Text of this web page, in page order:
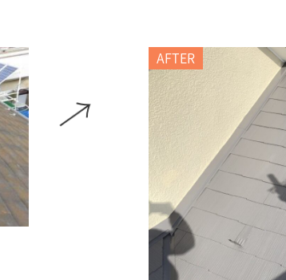
AFTER